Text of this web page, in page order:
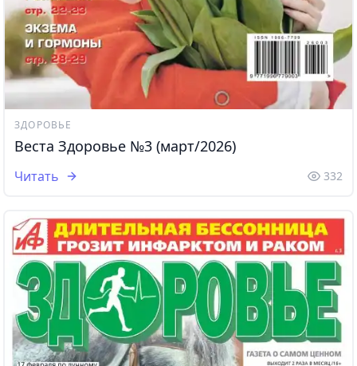
ЗДОРОВЬЕ
Веста Здоровье №3 (март/2026)
Читать 332